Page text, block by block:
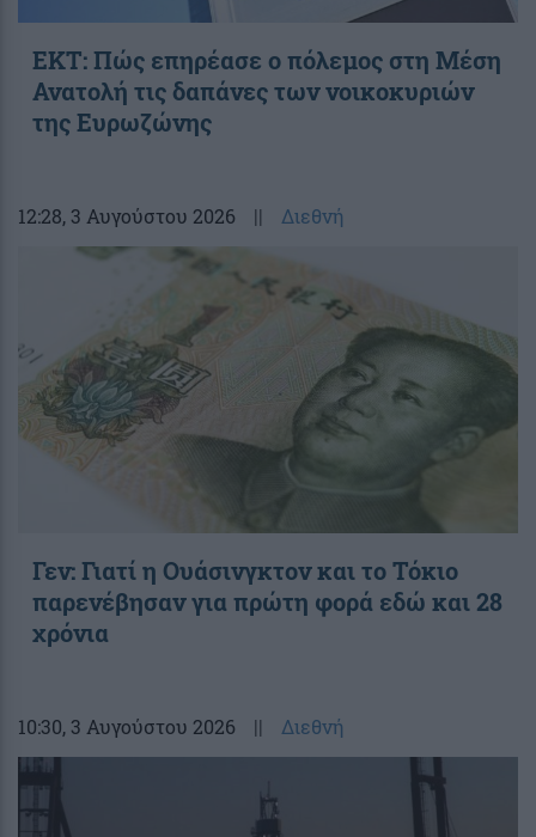
ΕΚΤ: Πώς επηρέασε ο πόλεμος στη Μέση
Ανατολή τις δαπάνες των νοικοκυριών
της Ευρωζώνης
12:28, 3 Αυγούστου 2026 || Διεθνή
Γεν: Γιατί η Ουάσινγκτον και το Τόκιο
παρενέβησαν για πρώτη φορά εδώ και 28
χρόνια
10:30, 3 Αυγούστου 2026 || Διεθνή